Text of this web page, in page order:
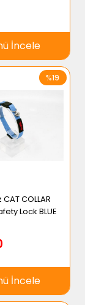
İncele
COLLAR
Lock BLUE
İncele
%19